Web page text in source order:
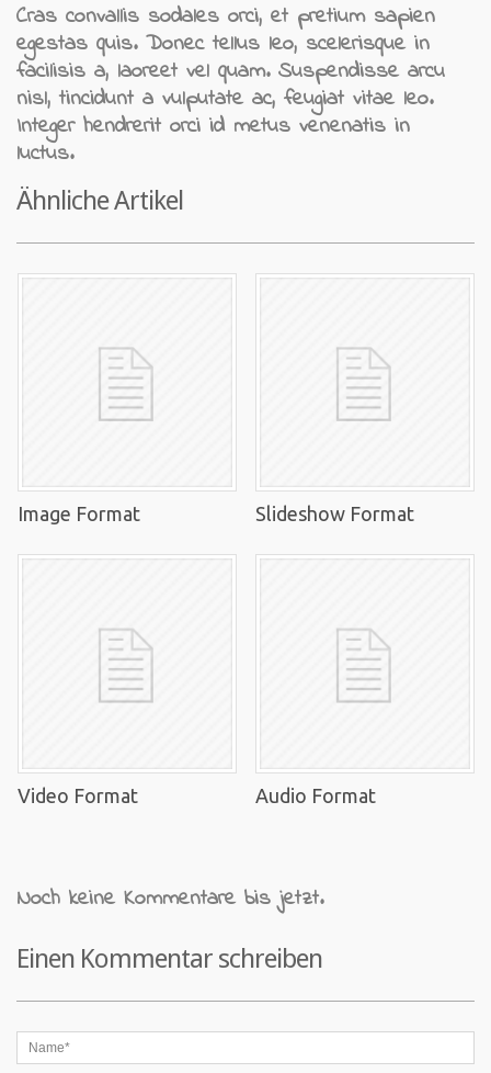
Cras convallis sodales orci, et pretium sapien
egestas quis. Donec tellus leo, scelerisque in
facilisis a, laoreet vel quam. Suspendisse arcu
nisl, tincidunt a vulputate ac, feugiat vitae leo.
Integer hendrerit orci id metus venenatis in
luctus.
Ähnliche Artikel
Image Format Slideshow Format
Video Format Audio Format
Noch keine Kommentare bis jetzt.
Einen Kommentar schreiben